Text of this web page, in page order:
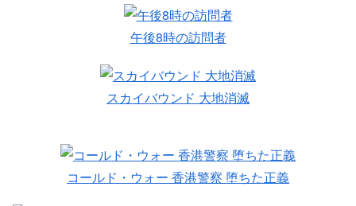
午後8時の訪問者
スカイバウンド 大地消滅
コールド・ウォー 香港警察 堕ちた正義